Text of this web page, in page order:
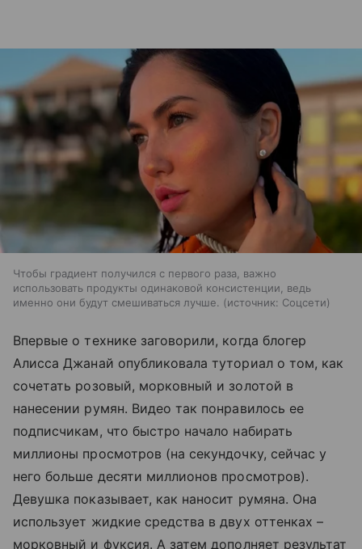
Чтобы градиент получился с первого раза, важно
использовать продукты одинаковой консистенции, ведь
именно они будут смешиваться лучше.
источник: Соцсети
Впервые о технике заговорили, когда блогер
Алисса Джанай опубликовала туториал о том, как
сочетать розовый, морковный и золотой в
нанесении румян. Видео так понравилось ее
подписчикам, что быстро начало набирать
миллионы просмотров (на секундочку, сейчас у
него больше десяти миллионов просмотров).
Девушка показывает, как наносит румяна. Она
использует жидкие средства в двух оттенках –
морковный и фуксия. А затем дополняет результат